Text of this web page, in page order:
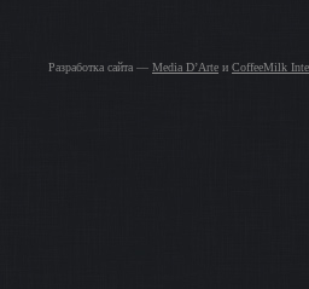
Разработка сайта — Media D’Arte и CoffeeMilk